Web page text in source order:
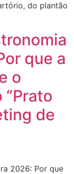
do plantão
que a
o
de
2026: Por que